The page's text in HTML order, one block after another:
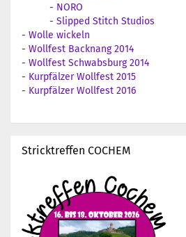
- NORO
- Slipped Stitch Studios
- Wolle wickeln
- Wollfest Backnang 2014
- Wollfest Schwabsburg 2014
- Kurpfälzer Wollfest 2015
- Kurpfälzer Wollfest 2016
Stricktreffen COCHEM